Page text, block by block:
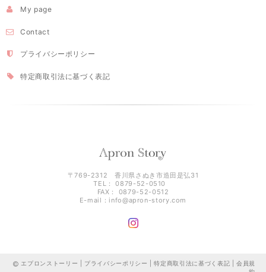
My page
Contact
プライバシーポリシー
特定商取引法に基づく表記
〒769-2312 香川県さぬき市造田是弘31
TEL： 0879-52-0510
FAX： 0879-52-0512
E-mail： info@apron-story.com
エプロンストーリー | プライバシーポリシー |特定商取引法に基づく表記 |会員規